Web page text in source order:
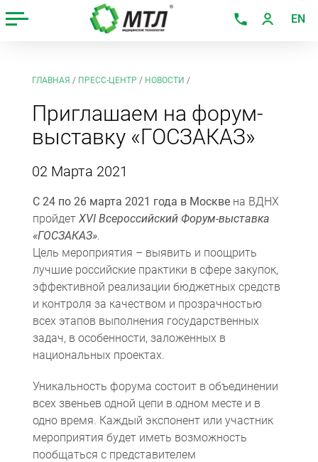
EN
ГЛАВНАЯ / ПРЕСС-ЦЕНТР / НОВОСТИ /
Приглашаем на форум-
выставку «ГОСЗАКАЗ»
02 Марта 2021
С 24 по 26 марта 2021 года в Москвена ВДНХ
пройдет XVI Всероссийский Форум-выставка
«ГОСЗАКАЗ».
Цель мероприятия – выявить и поощрить
лучшие российские практики в сфере закупок,
эффективной реализации бюджетных средств
и контроля за качеством и прозрачностью
всех этапов выполнения государственных
задач, в особенности, заложенных в
национальных проектах.
Уникальность форума состоит в объединении
всех звеньев одной цепи в одном месте и в
одно время. Каждый экспонент или участник
мероприятия будет иметь возможность
пообщаться с представителем